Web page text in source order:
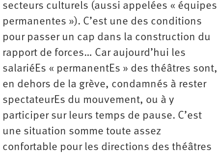
secteurs culturels (aussi appelées « équipes
permanentes »). C’est une des conditions
pour passer un cap dans la construction du
rapport de forces… Car aujourd’hui les
salariéEs « permanentEs » des théâtres sont,
en dehors de la grève, condamnés à rester
spectateurEs du mouvement, ou à y
participer sur leurs temps de pause. C’est
une situation somme toute assez
confortable pour les directions des théâtres